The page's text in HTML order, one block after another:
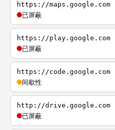
https://maps.google.com
已屏蔽
https://play.google.com
已屏蔽
https://code.google.com
间歇性
http://drive.google.com
已屏蔽